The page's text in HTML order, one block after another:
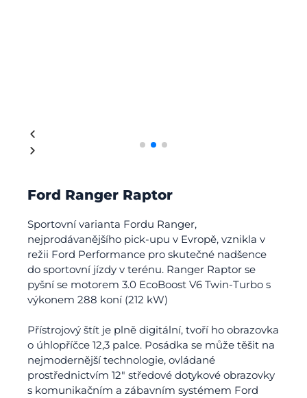
Ford Ranger Raptor
Sportovní varianta Fordu Ranger,
nejprodávanějšího pick-upu v Evropě, vznikla v
režii Ford Performance pro skutečné nadšence
do sportovní jízdy v terénu. Ranger Raptor se
pyšní se motorem 3.0 EcoBoost V6 Twin-Turbo s
výkonem 288 koní (212 kW)
Přístrojový štít je plně digitální, tvoří ho obrazovka
o úhlopříčce 12,3 palce. Posádka se může těšit na
nejmodernější technologie, ovládané
prostřednictvím 12″ středové dotykové obrazovky
s komunikačním a zábavním systémem Ford